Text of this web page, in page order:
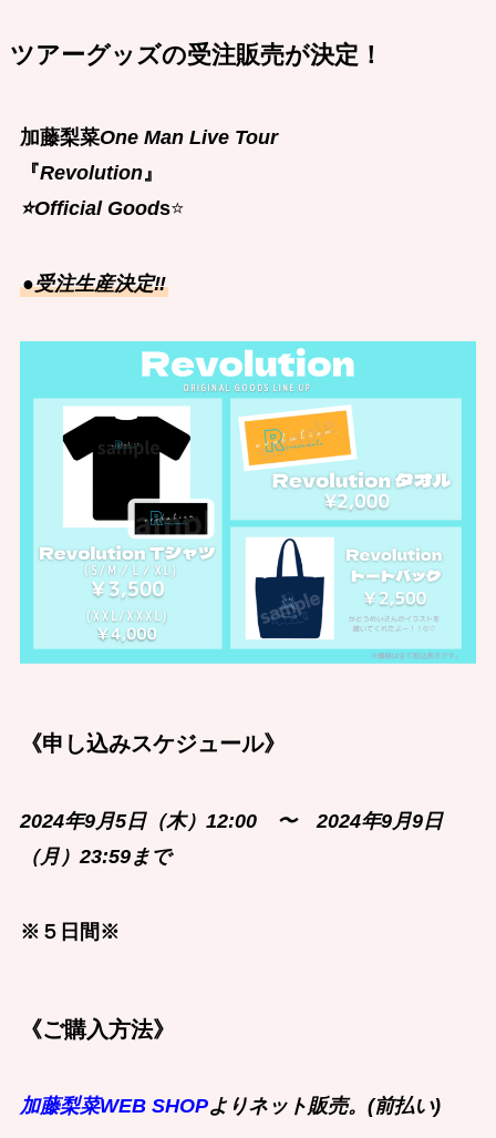
ツアーグッズの受注販売が決定！
加藤梨菜One Man Live Tour
『Revolution』
⭐️Official Goods⭐️
●受注生産決定‼︎
《申し込みスケジュール》
2024年9月5日（木）12:00 〜 2024年9月9日
（月）23:59まで
※５日間※
《ご購入方法》
加藤梨菜WEB SHOPよりネット販売。(前払い)